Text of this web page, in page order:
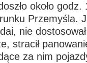
około
Przemyśla.
nie
stracił
za nim